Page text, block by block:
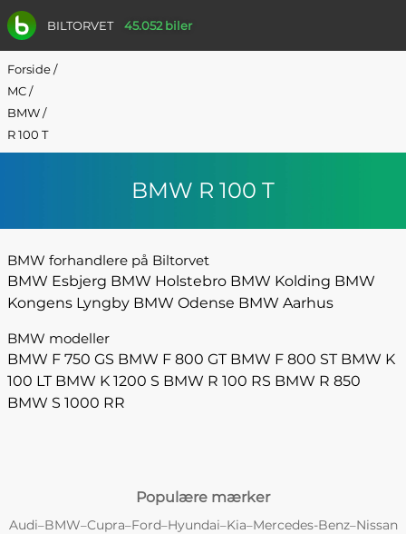
BILTORVET 45.052 biler
Forside/
MC/
BMW/
R 100 T
BMW R 100 T
BMW forhandlere på Biltorvet
BMW Esbjerg BMW Holstebro BMW Kolding BMW
Kongens Lyngby BMW Odense BMW Aarhus
BMW modeller
BMW F 750 GS BMW F 800 GT BMW F 800 ST BMW K
100 LT BMW K 1200 S BMW R 100 RS BMW R 850
BMW S 1000 RR
Populære mærker
Audi–BMW–Cupra–Ford–Hyundai–Kia–Mercedes-Benz–Nissan